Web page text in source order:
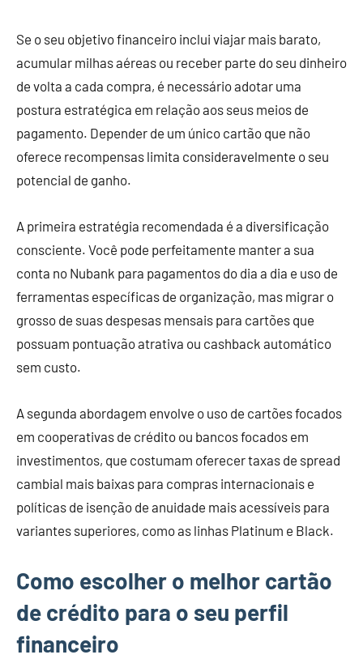
Se o seu objetivo financeiro inclui viajar mais barato,
acumular milhas aéreas ou receber parte do seu dinheiro
de volta a cada compra, é necessário adotar uma
postura estratégica em relação aos seus meios de
pagamento. Depender de um único cartão que não
oferece recompensas limita consideravelmente o seu
potencial de ganho.
A primeira estratégia recomendada é a diversificação
consciente. Você pode perfeitamente manter a sua
conta no Nubank para pagamentos do dia a dia e uso de
ferramentas específicas de organização, mas migrar o
grosso de suas despesas mensais para cartões que
possuam pontuação atrativa ou cashback automático
sem custo.
A segunda abordagem envolve o uso de cartões focados
em cooperativas de crédito ou bancos focados em
investimentos, que costumam oferecer taxas de spread
cambial mais baixas para compras internacionais e
políticas de isenção de anuidade mais acessíveis para
variantes superiores, como as linhas Platinum e Black.
Como escolher o melhor cartão
de crédito para o seu perfil
financeiro